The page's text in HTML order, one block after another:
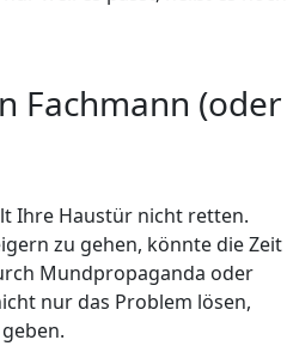
Fachmann (oder
Ihre Haustür nicht retten.
zu gehen, könnte die Zeit
Mundpropaganda oder
nur das Problem lösen,